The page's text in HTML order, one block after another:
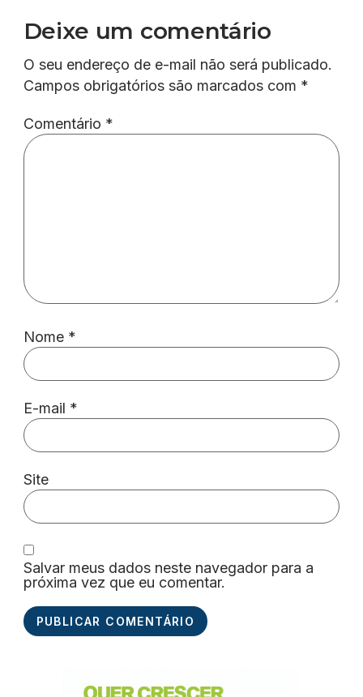
Deixe um comentário
O seu endereço de e-mail não será publicado.
Campos obrigatórios são marcados com *
Comentário *
Nome *
E-mail *
Site
Salvar meus dados neste navegador para a
próxima vez que eu comentar.